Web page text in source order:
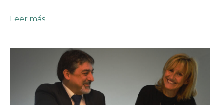
Leer más